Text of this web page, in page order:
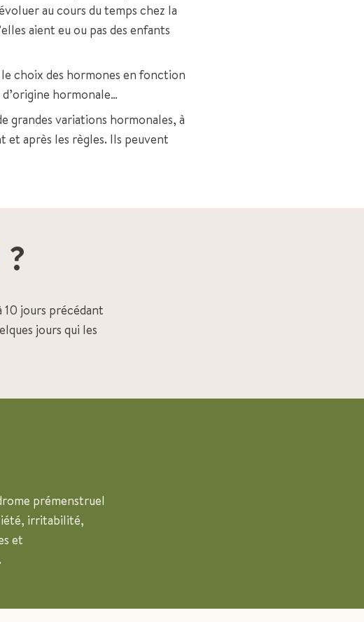
au cours du temps chez la
aient eu ou pas des enfants
choix des hormones en fonction
hormonale…
grandes variations hormonales, à
et après les règles. Ils peuvent
?
jours précédant
jours qui les
prémenstruel
irritabilité,
et